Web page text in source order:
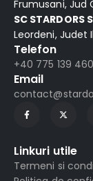
Frumusani, Jud
SC STARDORS
Leordeni, Judet
Telefon
+40 775 139 460
Email
Linkuri utile
Termeni si